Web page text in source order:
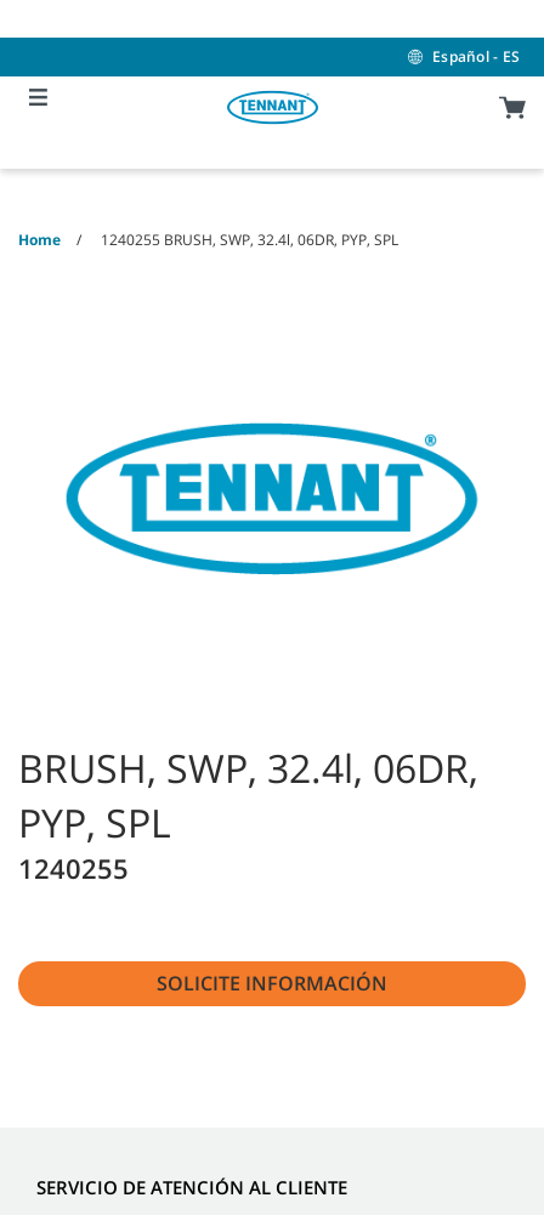
to
to
menu
Español - ES
Home 1240255 BRUSH, SWP, 32.4l, 06DR, PYP, SPL
BRUSH, SWP, 32.4l, 06DR,
PYP, SPL
1240255
SOLICITE INFORMACIÓN
SERVICIO DE ATENCIÓN AL CLIENTE